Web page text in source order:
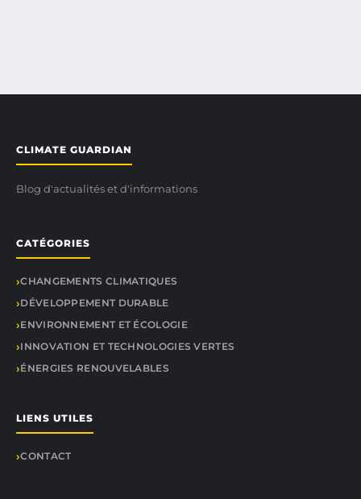
CLIMATE GUARDIAN
Blog d'actualités et d'informations
CATÉGORIES
CHANGEMENTS CLIMATIQUES
DÉVELOPPEMENT DURABLE
ENVIRONNEMENT ET ÉCOLOGIE
INNOVATION ET TECHNOLOGIES VERTES
ÉNERGIES RENOUVELABLES
LIENS UTILES
CONTACT